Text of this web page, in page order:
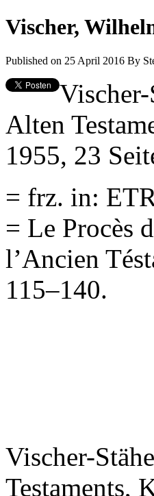
Vischer,
Published on 25 April 2016 By
Alten
1955, 23
= frz. in:
= Le Procès
l’Ancien
115–140.
Vischer-
Testaments,